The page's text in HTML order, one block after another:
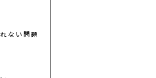
ない問題